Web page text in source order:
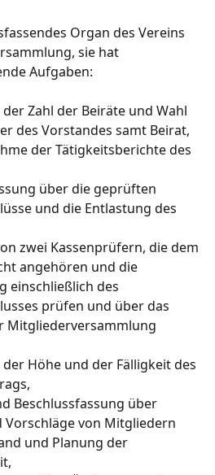
Organ des Vereins
sie hat
Aufgaben:
Zahl der Beiräte und Wahl
des Vorstandes samt Beirat,
der Tätigkeitsberichte des
über die geprüften
und die Entlastung des
zwei Kassenprüfern, die dem
angehören und die
einschließlich des
prüfen und über das
Mitgliederversammlung
Höhe und der Fälligkeit des
Beschlussfassung über
Vorschläge von Mitgliedern
und Planung der